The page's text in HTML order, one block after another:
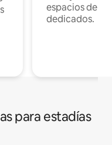
espacios de
dedicados.
para estadías